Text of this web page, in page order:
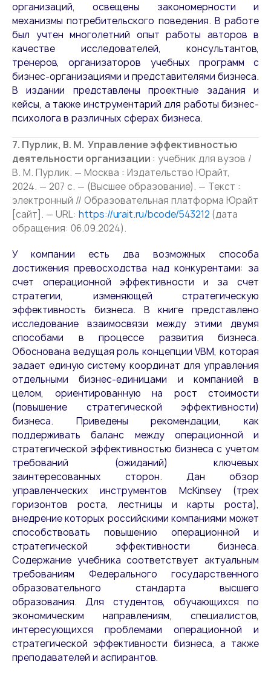
организаций, освещены закономерности и
механизмы потребительского поведения. В работе
был учтен многолетний опыт работы авторов в
качестве исследователей, консультантов,
тренеров, организаторов учебных программ с
бизнес-организациями и представителями бизнеса.
В издании представлены проектные задания и
кейсы, а также инструментарий для работы бизнес-
психолога в различных сферах бизнеса.
7. Пурлик, В. М. Управление эффективностью
деятельности организации : учебник для вузов /
В. М. Пурлик. — Москва : Издательство Юрайт,
2024. — 207 с. — (Высшее образование). — Текст :
электронный // Образовательная платформа Юрайт
[сайт]. — URL: https://urait.ru/bcode/543212 (дата
обращения: 06.09.2024).
У компании есть два возможных способа
достижения превосходства над конкурентами: за
счет операционной эффективности и за счет
стратегии, изменяющей стратегическую
эффективность бизнеса. В книге представлено
исследование взаимосвязи между этими двумя
способами в процессе развития бизнеса.
Обоснована ведущая роль концепции VBM, которая
задает единую систему координат для управления
отдельными бизнес-единицами и компанией в
целом, ориентированную на рост стоимости
(повышение стратегической эффективности)
бизнеса. Приведены рекомендации, как
поддерживать баланс между операционной и
стратегической эффективностью бизнеса с учетом
требований (ожиданий) ключевых
заинтересованных сторон. Дан обзор
управленческих инструментов McKinsey (трех
горизонтов роста, лестницы и карты роста),
внедрение которых российскими компаниями может
способствовать повышению операционной и
стратегической эффективности бизнеса.
Содержание учебника соответствует актуальным
требованиям Федерального государственного
образовательного стандарта высшего
образования. Для студентов, обучающихся по
экономическим направлениям, специалистов,
интересующихся проблемами операционной и
стратегической эффективности бизнеса, а также
преподавателей и аспирантов.